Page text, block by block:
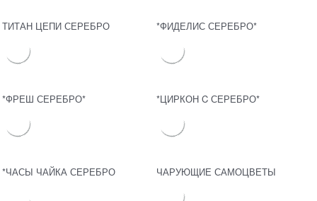
ТИТАН ЦЕПИ СЕРЕБРО *ФИДЕЛИС СЕРЕБРО*
*ФРЕШ СЕРЕБРО* *ЦИРКОН C СЕРЕБРО*
*ЧАСЫ ЧАЙКА СЕРЕБРО ЧАРУЮЩИЕ САМОЦВЕТЫ